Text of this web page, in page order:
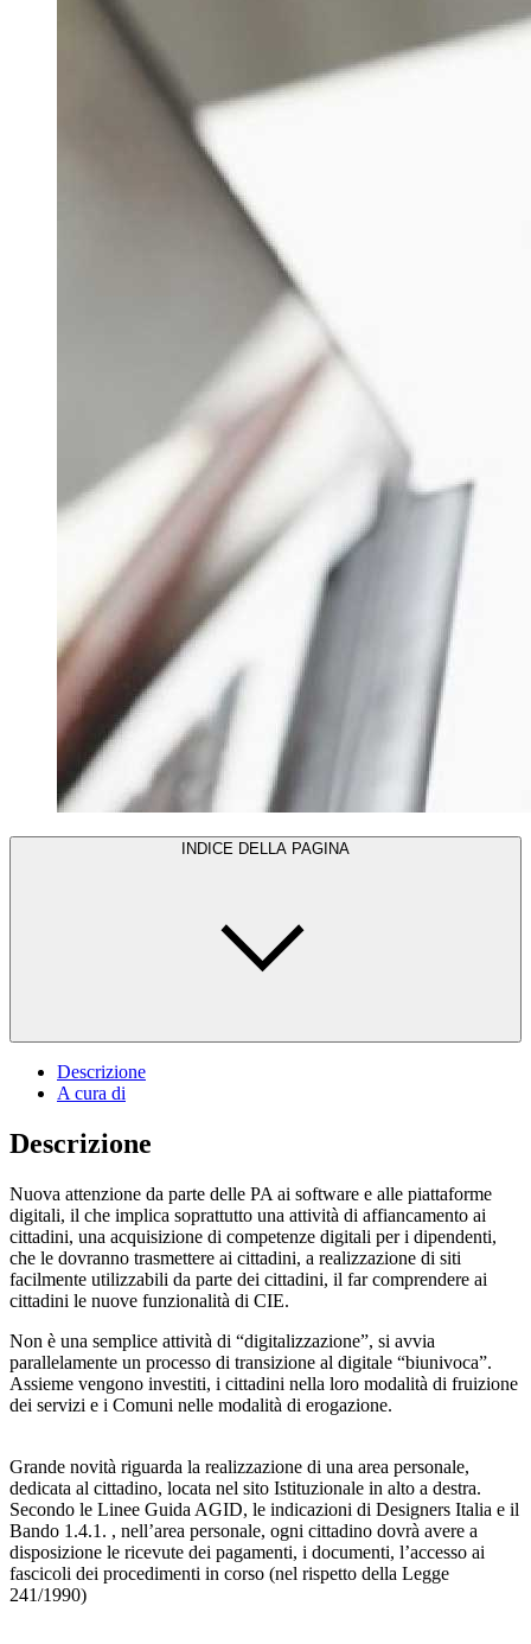
INDICE DELLA PAGINA
Descrizione
A cura di
Descrizione
Nuova attenzione da parte delle PA ai software e alle piattaforme
digitali, il che implica soprattutto una attività di affiancamento ai
cittadini, una acquisizione di competenze digitali per i dipendenti,
che le dovranno trasmettere ai cittadini, a realizzazione di siti
facilmente utilizzabili da parte dei cittadini, il far comprendere ai
cittadini le nuove funzionalità di CIE.
Non è una semplice attività di “digitalizzazione”, si avvia
parallelamente un processo di transizione al digitale “biunivoca”.
Assieme vengono investiti, i cittadini nella loro modalità di fruizione
dei servizi e i Comuni nelle modalità di erogazione.
Grande novità riguarda la realizzazione di una area personale,
dedicata al cittadino, locata nel sito Istituzionale in alto a destra.
Secondo le Linee Guida AGID, le indicazioni di Designers Italia e il
Bando 1.4.1. , nell’area personale, ogni cittadino dovrà avere a
disposizione le ricevute dei pagamenti, i documenti, l’accesso ai
fascicoli dei procedimenti in corso (nel rispetto della Legge
241/1990)